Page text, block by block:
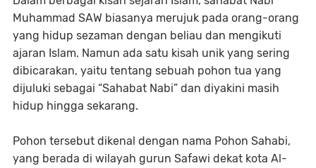
Muhammad SAW biasanya merujuk pada orang-orang
yang hidup sezaman dengan beliau dan mengikuti
ajaran Islam. Namun ada satu kisah unik yang sering
dibicarakan, yaitu tentang sebuah pohon tua yang
dijuluki sebagai “Sahabat Nabi” dan diyakini masih
hidup hingga sekarang.
Pohon tersebut dikenal dengan nama Pohon Sahabi,
yang berada di wilayah gurun Safawi dekat kota Al-